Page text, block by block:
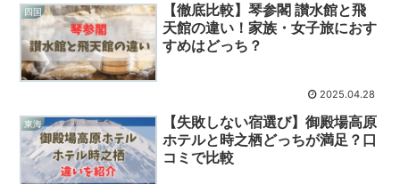
四国
【徹底比較】琴参閣 讃水館と飛
天館の違い！家族・女子旅におす
すめはどっち？
2025.04.28
東海
【失敗しない宿選び】御殿場高原
ホテルと時之栖どっちが満足？口
コミで比較